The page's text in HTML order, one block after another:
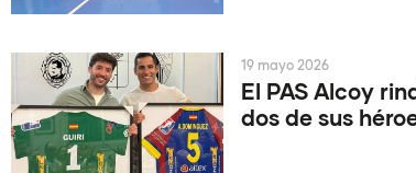
El PAS Alcoy
dos de sus
19 mayo 2026